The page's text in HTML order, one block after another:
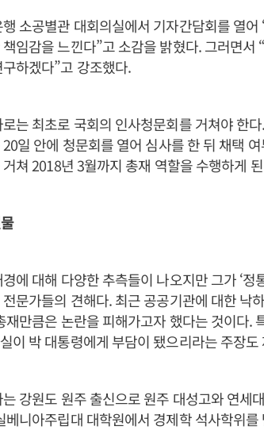
소공별관 대회의실에서 기자간담회를 열어
임감을 느낀다”고 소감을 밝혔다. 그러면서
하겠다”고 강조했다.
는 최초로 국회의 인사청문회를 거쳐야 한
일 안에 청문회를 열어 심사를 한 뒤 채택
쳐 2018년 3월까지 총재 역할을 수행하게
에 대해 다양한 추측들이 나오지만 그가 ‘정
문가들의 견해다. 최근 공공기관에 대한 낙
만큼은 논란을 피해가고자 했다는 것이다.
이 박 대통령에게 부담이 됐으리라는 주장도
강원도 원주 출신으로 원주 대성고와 연세
니아주립대 대학원에서 경제학 석사학위를